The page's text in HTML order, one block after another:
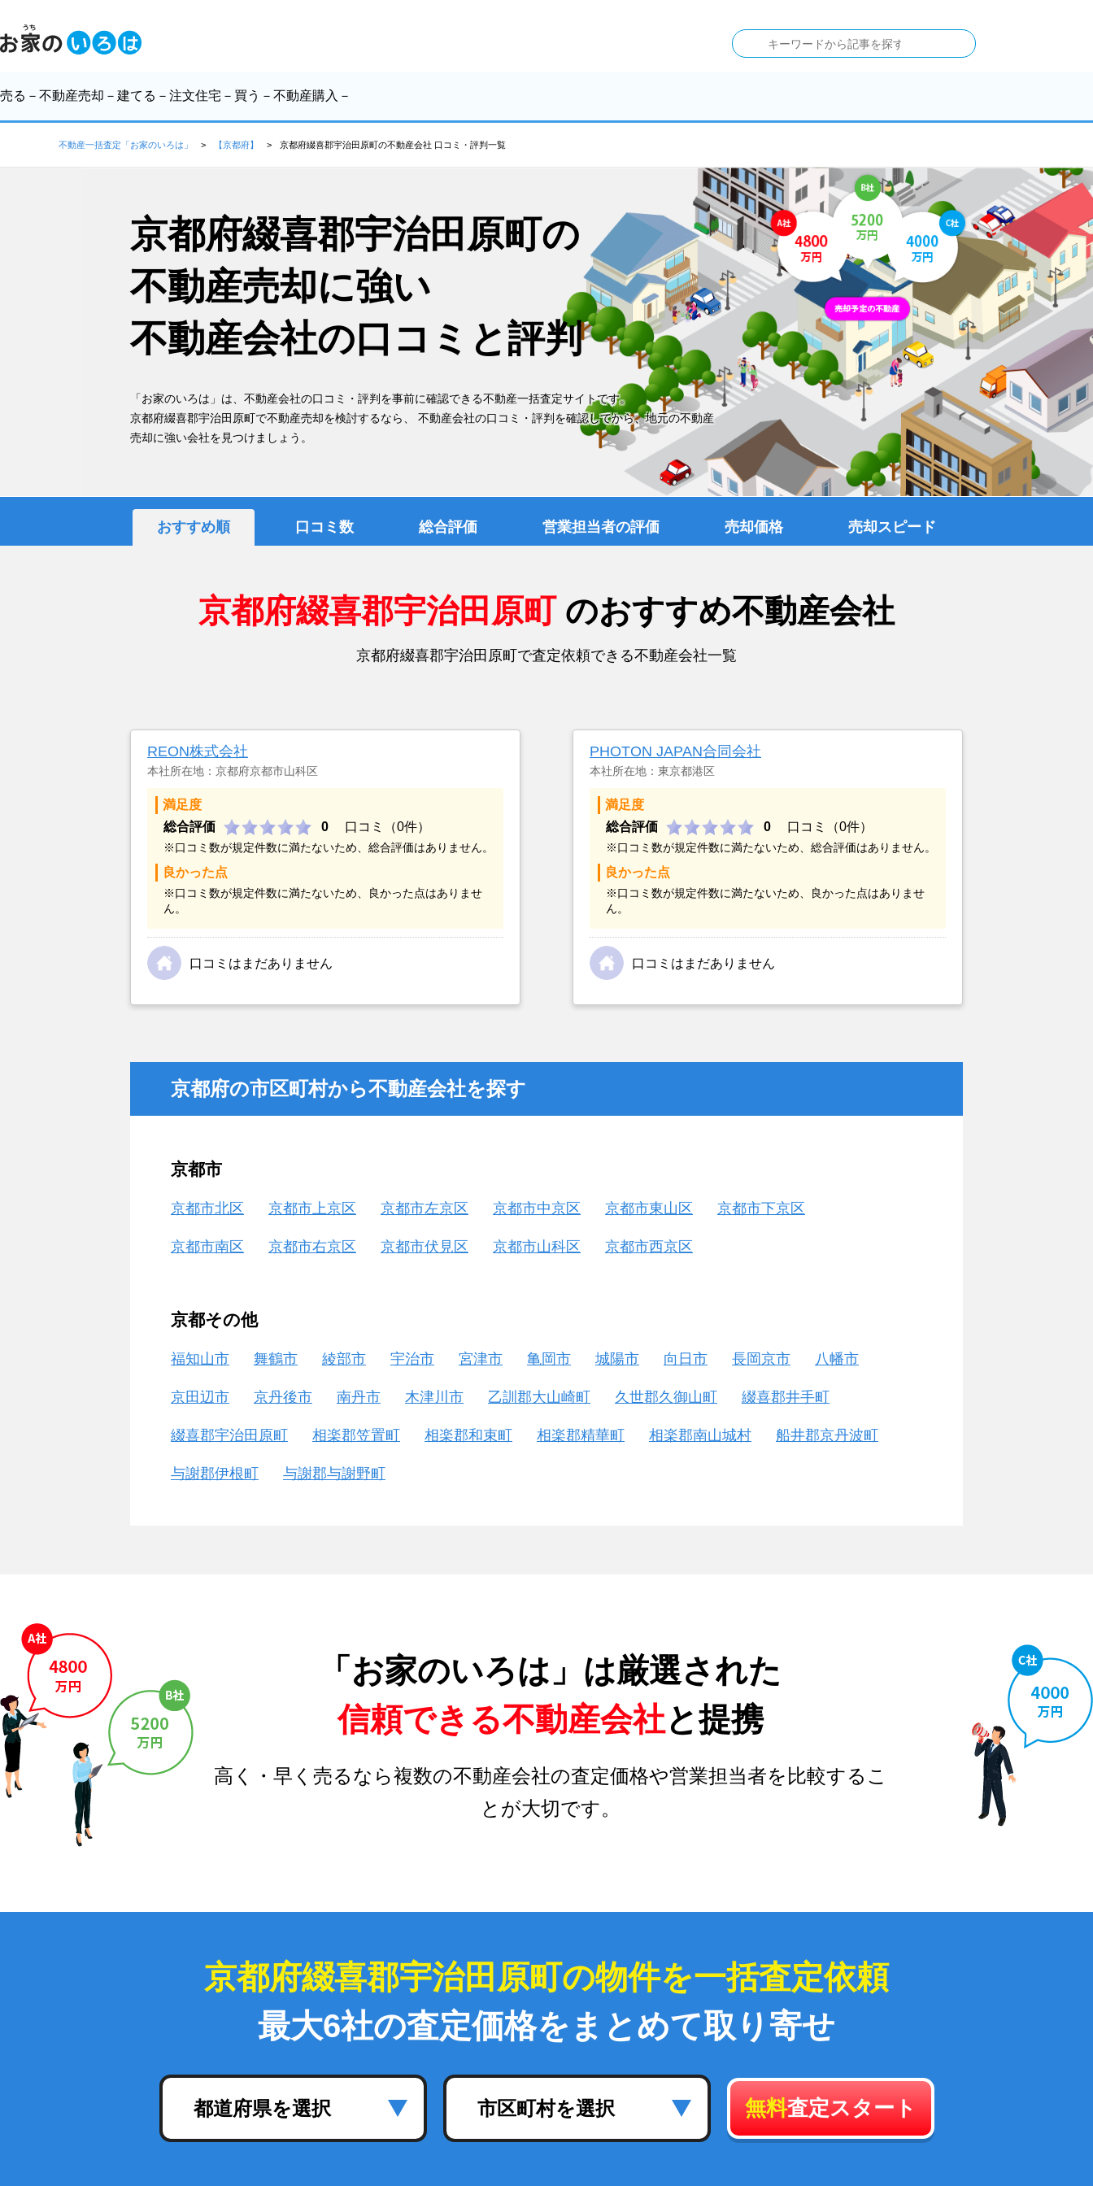
売る －不動産売却－ 建てる －注文住宅－ 買う －不動産購入－
不動産一括査定「お家のいろは」 【京都府】 京都府綴喜郡宇治田原町の不動産会社 口コミ・評判一覧
京都府綴喜郡宇治田原町の
不動産売却に強い
不動産会社の口コミと評判
「お家のいろは」は、不動産会社の口コミ・評判を事前に確認できる不動産一括査定サイトです。
京都府綴喜郡宇治田原町で不動産売却を検討するなら、 不動産会社の口コミ・評判を確認してから、地元の不動産
売却に強い会社を見つけましょう。
おすすめ順 口コミ数 総合評価 営業担当者の評価 売却価格 売却スピード
京都府綴喜郡宇治田原町 のおすすめ不動産会社
京都府綴喜郡宇治田原町で査定依頼できる不動産会社一覧
REON株式会社
本社所在地：京都府京都市山科区
満足度
総合評価
0 口コミ（0件）
※口コミ数が規定件数に満たないため、総合評価はありません。
良かった点
※口コミ数が規定件数に満たないため、良かった点はありませ
ん。
口コミはまだありません
PHOTON JAPAN合同会社
本社所在地：東京都港区
満足度
総合評価
0 口コミ（0件）
※口コミ数が規定件数に満たないため、総合評価はありません。
良かった点
※口コミ数が規定件数に満たないため、良かった点はありませ
ん。
口コミはまだありません
京都府の市区町村から不動産会社を探す
京都市
京都市北区 京都市上京区 京都市左京区 京都市中京区 京都市東山区 京都市下京区
京都市南区 京都市右京区 京都市伏見区 京都市山科区 京都市西京区
京都その他
福知山市 舞鶴市 綾部市 宇治市 宮津市 亀岡市 城陽市 向日市 長岡京市 八幡市
京田辺市 京丹後市 南丹市 木津川市 乙訓郡大山崎町 久世郡久御山町 綴喜郡井手町
綴喜郡宇治田原町 相楽郡笠置町 相楽郡和束町 相楽郡精華町 相楽郡南山城村 船井郡京丹波町
与謝郡伊根町 与謝郡与謝野町
「お家のいろは」は厳選された
信頼できる不動産会社と提携
高く・早く売るなら複数の不動産会社の査定価格や営業担当者を比較するこ
とが大切です。
京都府綴喜郡宇治田原町の物件を一括査定依頼
最大6社の査定価格をまとめて取り寄せ
都道府県を選択 市区町村を選択 無料査定スタート